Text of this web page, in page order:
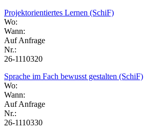
Projektorientiertes Lernen (SchiF)
Wo:
Wann:
Auf Anfrage
Nr.:
26-1110320
Sprache im Fach bewusst gestalten (SchiF)
Wo:
Wann:
Auf Anfrage
Nr.:
26-1110330